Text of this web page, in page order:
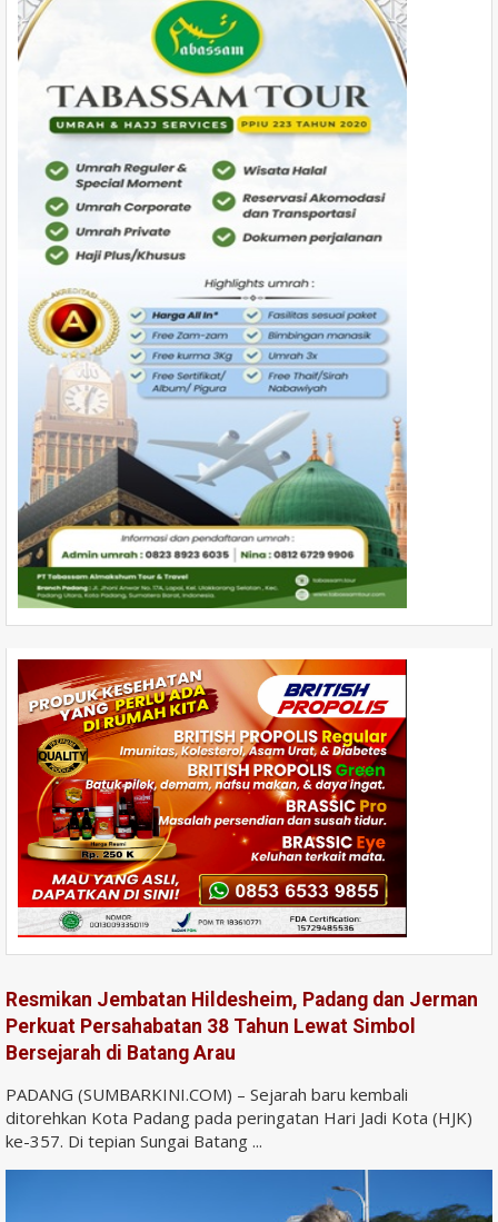
Resmikan Jembatan Hildesheim, Padang dan Jerman
Perkuat Persahabatan 38 Tahun Lewat Simbol
Bersejarah di Batang Arau
PADANG (SUMBARKINI.COM) – Sejarah baru kembali
ditorehkan Kota Padang pada peringatan Hari Jadi Kota (HJK)
ke-357. Di tepian Sungai Batang ...